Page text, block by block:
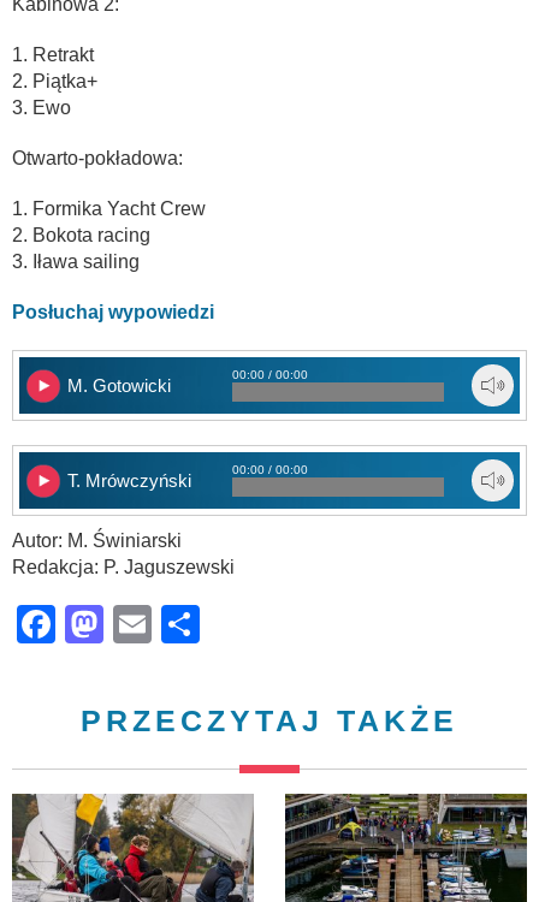
1. Retrakt
2. Piątka+
3. Ewo
Otwarto-pokładowa:
1. Formika Yacht Crew
2. Bokota racing
3. Iława sailing
Posłuchaj wypowiedzi
M. Gotowicki
00:00 / 00:00
T. Mrówczyński
00:00 / 00:00
Autor: M. Świniarski
Redakcja: P. Jaguszewski
Facebook
Mastodon
Email
PRZECZYTAJ TAKŻE